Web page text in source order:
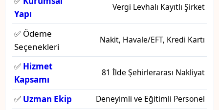
Yapı
Vergi Levhalı Kayıtlı Şirket
✅ Ödeme
Seçenekleri
Nakit, Havale/EFT, Kredi Kartı
✅ Hizmet
Kapsamı
81 İlde Şehirlerarası Nakliyat
✅ Uzman Ekip Deneyimli ve Eğitimli Personel